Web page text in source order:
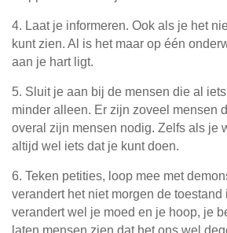
4. Laat je informeren. Ook als je het
kunt zien. Al is het maar op één
aan je hart ligt.
5. Sluit je aan bij de mensen die al
minder alleen. Er zijn zoveel mensen
overal zijn mensen nodig. Zelfs als je
altijd wel iets dat je kunt doen.
6. Teken petities, loop mee met
verandert het niet morgen de toestand
verandert wel je moed en je hoop, je